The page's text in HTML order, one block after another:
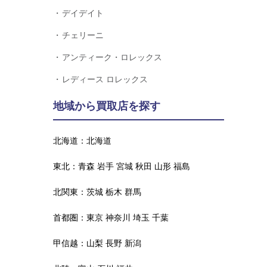
デイデイト
チェリーニ
アンティーク・ロレックス
レディース ロレックス
地域から買取店を探す
北海道： 北海道
東北： 青森 岩手 宮城 秋田 山形 福島
北関東： 茨城 栃木 群馬
首都圏： 東京 神奈川 埼玉 千葉
甲信越： 山梨 長野 新潟